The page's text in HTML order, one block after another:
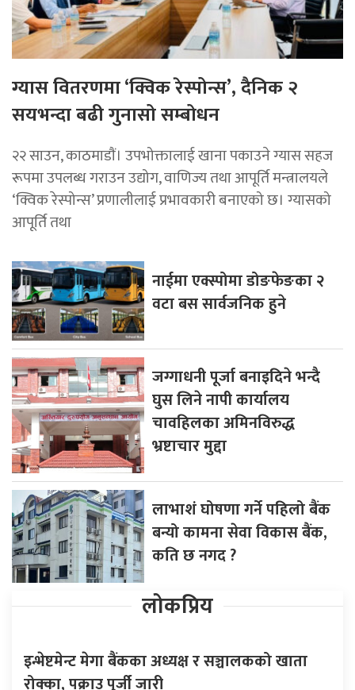
ग्यास वितरणमा ‘क्विक रेस्पोन्स’, दैनिक २
सयभन्दा बढी गुनासो सम्बोधन
२२ साउन, काठमाडाैं। उपभोक्तालाई खाना पकाउने ग्यास सहज
रूपमा उपलब्ध गराउन उद्योग, वाणिज्य तथा आपूर्ति मन्त्रालयले
‘क्विक रेस्पोन्स’ प्रणालीलाई प्रभावकारी बनाएको छ। ग्यासको
आपूर्ति तथा
नाईमा एक्स्पोमा डोङफेङका २
वटा बस सार्वजनिक हुने
जग्गाधनी पूर्जा बनाइदिने भन्दै
घुस लिने नापी कार्यालय
चावहिलका अमिनविरुद्ध
भ्रष्टाचार मुद्दा
लाभाशं घोषणा गर्ने पहिलो बैंक
बन्यो कामना सेवा विकास बैंक,
कति छ नगद ?
लोकप्रिय
इन्भेष्टमेन्ट मेगा बैंकका अध्यक्ष र सञ्चालकको खाता
रोक्का, पक्राउ पुर्जी जारी